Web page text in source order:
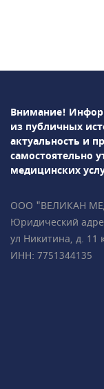
С какими
Пациенты
видимых
вмешательства. В
флебологу-
Выраженное
Сосудистые
Тромбофлебит
вены)
боль,
нарушением
Внимание!
из публичных
актуальность и
самостоятельно
медицинских
ООО "ВЕЛИКАН
Юридический
ул Никитина, д. 11
ИНН: 7751344135